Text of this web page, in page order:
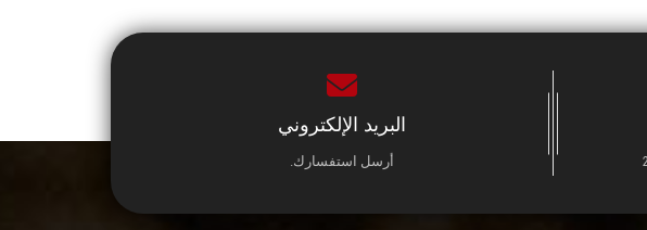
البريد الإلكتروني
أرسل استفسارك.